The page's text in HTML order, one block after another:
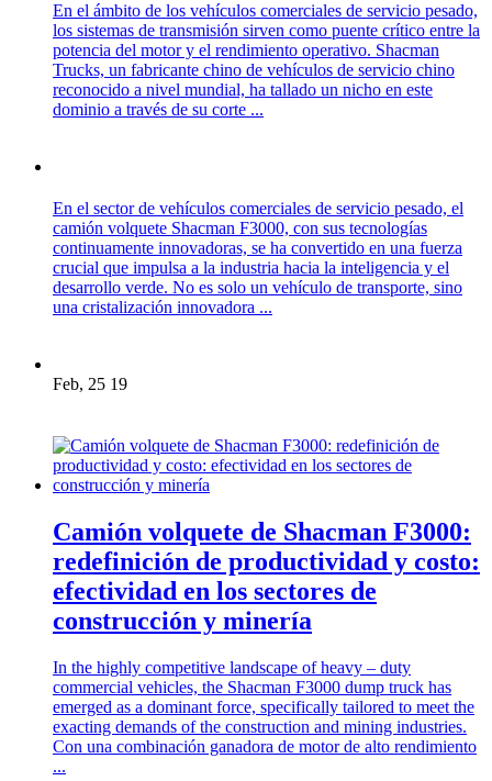
En el ámbito de los vehículos comerciales de servicio pesado,
los sistemas de transmisión sirven como puente crítico entre la
potencia del motor y el rendimiento operativo. Shacman
Trucks, un fabricante chino de vehículos de servicio chino
reconocido a nivel mundial, ha tallado un nicho en este
dominio a través de su corte ...
En el sector de vehículos comerciales de servicio pesado, el
camión volquete Shacman F3000, con sus tecnologías
continuamente innovadoras, se ha convertido en una fuerza
crucial que impulsa a la industria hacia la inteligencia y el
desarrollo verde. No es solo un vehículo de transporte, sino
una cristalización innovadora ...
Feb, 25 19
Camión volquete de Shacman F3000:
redefinición de productividad y costo:
efectividad en los sectores de
construcción y minería
In the highly competitive landscape of heavy – duty
commercial vehicles, the Shacman F3000 dump truck has
emerged as a dominant force, specifically tailored to meet the
exacting demands of the construction and mining industries.
Con una combinación ganadora de motor de alto rendimiento
...